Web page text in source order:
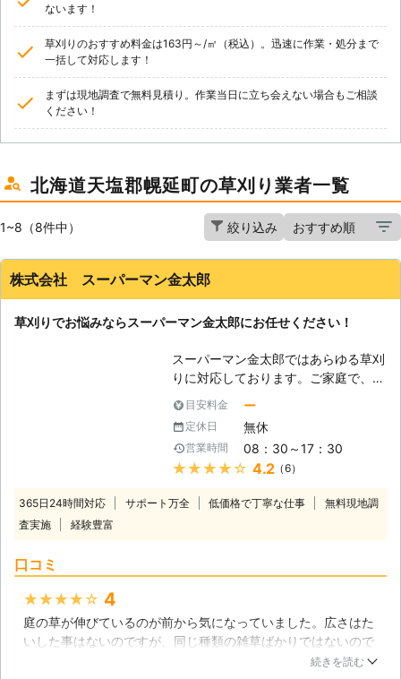
ないます！
草刈りのおすすめ料金は163円～/㎡（税込）。迅速に作業・処分まで
一括して対応します！
まずは現地調査で無料見積り。作業当日に立ち会えない場合もご相談
ください！
北海道天塩郡幌延町の草刈り業者一覧
1~8（8件中） 絞り込み
株式会社 スーパーマン金太郎
草刈りでお悩みならスーパーマン金太郎にお任せください！
スーパーマン金太郎ではあらゆる草刈
りに対応しております。ご家庭で、伸
びてしまった芝生や管理を忘れていて
人の丈ほどある草といったちょっとひ
と手間かかる草刈りや大掛かりな草刈
りまで当社にお任せください！隅々ま
でしっかりやらせていただきます！
りに使う道具は小回りが利くものか
高性能で高価な草刈り機が必要となり
ます。そして、草刈り機は一度購入し
たら何もせずずっと使えるわけではあ
目安料金 ー
定休日 無休
営業時間 08：30～17：30
★★★★★ 4.2 （6）
365日24時間対応 サポート万全 低価格で丁寧な仕事
無料現地調
査実施
経験豊富
口コミ
★★★★★ 4
庭の草が伸びているのが前から気になっていました。広さはた
いした事はないのですが、同じ種類の雑草ばかりではないので
長さがまちまち、正直面倒くさくて放置していました。です
続きを読む